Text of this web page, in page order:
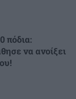
πόδια:
να ανοίξει